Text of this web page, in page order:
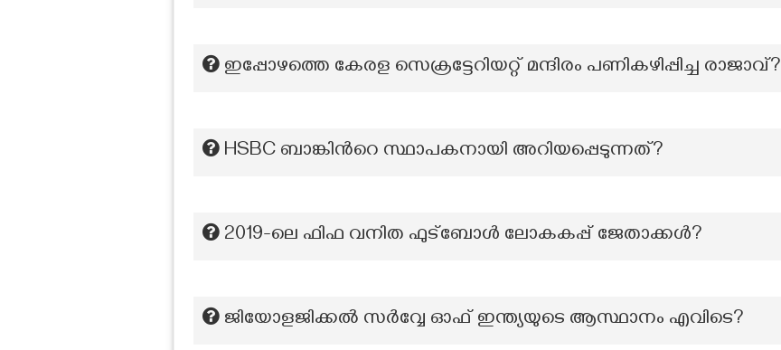
ഇപ്പോഴത്തെ കേരള സെക്രട്ടേറിയറ്റ് മന്ദിരം പണികഴിപ്പിച്ച രാജാവ്?
HSBC ബാങ്കിന്‍റെ സ്ഥാപകനായി അറിയപ്പെടുന്നത്?
2019-ലെ ഫിഫ വനിത ഫുട്‌ബോൾ ലോകകപ്പ് ജേതാക്കൾ?
ജിയോളജിക്കൽ സർവ്വേ ഓഫ് ഇന്ത്യയുടെ ആസ്ഥാനം എവിടെ?